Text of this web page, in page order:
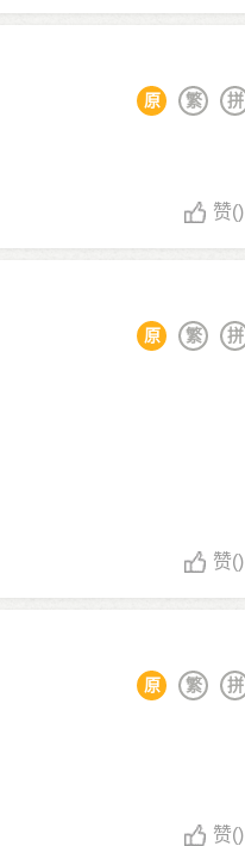
拼
繁
原
赞()
拼
繁
原
赞()
拼
繁
原
赞()